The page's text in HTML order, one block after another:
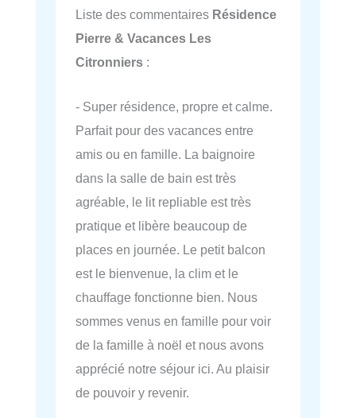
Liste des commentaires Résidence
Pierre & Vacances Les
Citronniers :
- Super résidence, propre et calme.
Parfait pour des vacances entre
amis ou en famille. La baignoire
dans la salle de bain est très
agréable, le lit repliable est très
pratique et libère beaucoup de
places en journée. Le petit balcon
est le bienvenue, la clim et le
chauffage fonctionne bien. Nous
sommes venus en famille pour voir
de la famille à noël et nous avons
apprécié notre séjour ici. Au plaisir
de pouvoir y revenir.